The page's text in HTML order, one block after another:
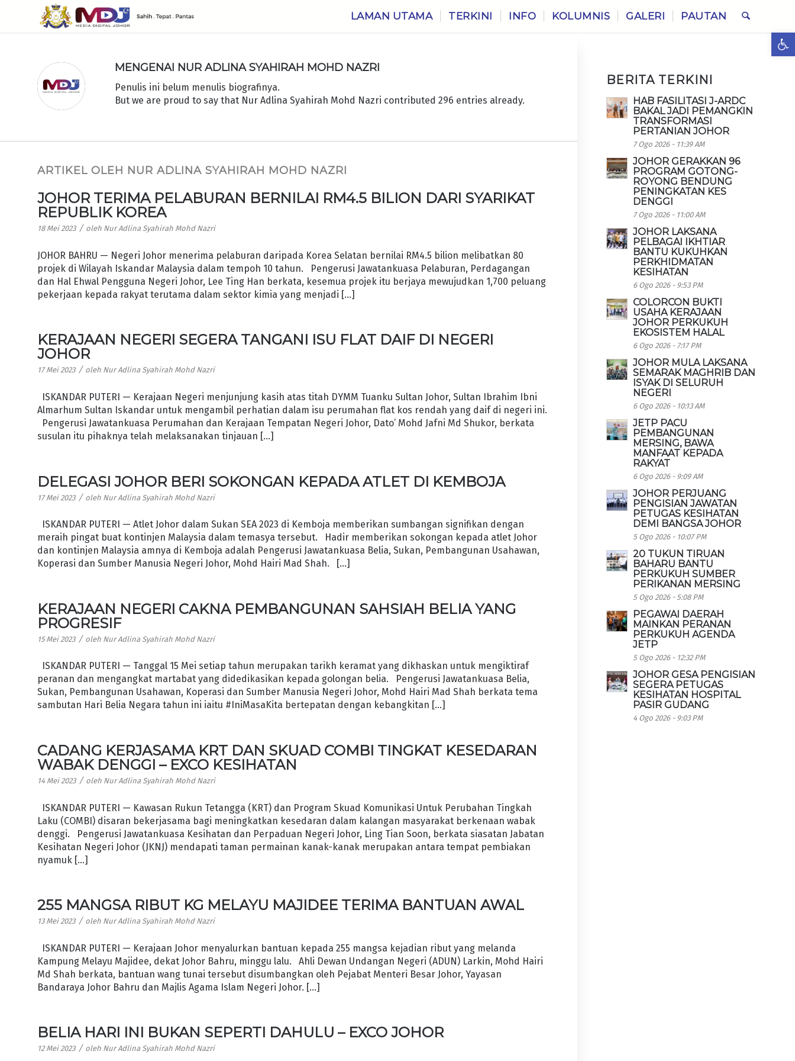
LAMAN UTAMA TERKINI INFO KOLUMNIS GALERI PAUTAN
MENGENAI NUR ADLINA SYAHIRAH MOHD NAZRI
Penulis ini belum menulis biografinya.
But we are proud to say that Nur Adlina Syahirah Mohd Nazri contributed 296 entries already.
ARTIKEL OLEH NUR ADLINA SYAHIRAH MOHD NAZRI
JOHOR TERIMA PELABURAN BERNILAI RM4.5 BILION DARI SYARIKAT
REPUBLIK KOREA
18 Mei 2023 / oleh Nur Adlina Syahirah Mohd Nazri
JOHOR BAHRU — Negeri Johor menerima pelaburan daripada Korea Selatan bernilai RM4.5 bilion melibatkan 80
projek di Wilayah Iskandar Malaysia dalam tempoh 10 tahun. Pengerusi Jawatankuasa Pelaburan, Perdagangan
dan Hal Ehwal Pengguna Negeri Johor, Lee Ting Han berkata, kesemua projek itu berjaya mewujudkan 1,700 peluang
pekerjaan kepada rakyat terutama dalam sektor kimia yang menjadi […]
KERAJAAN NEGERI SEGERA TANGANI ISU FLAT DAIF DI NEGERI
JOHOR
17 Mei 2023 / oleh Nur Adlina Syahirah Mohd Nazri
ISKANDAR PUTERI — Kerajaan Negeri menjunjung kasih atas titah DYMM Tuanku Sultan Johor, Sultan Ibrahim Ibni
Almarhum Sultan Iskandar untuk mengambil perhatian dalam isu perumahan flat kos rendah yang daif di negeri ini.
Pengerusi Jawatankuasa Perumahan dan Kerajaan Tempatan Negeri Johor, Dato’ Mohd Jafni Md Shukor, berkata
susulan itu pihaknya telah melaksanakan tinjauan […]
DELEGASI JOHOR BERI SOKONGAN KEPADA ATLET DI KEMBOJA
17 Mei 2023 / oleh Nur Adlina Syahirah Mohd Nazri
ISKANDAR PUTERI — Atlet Johor dalam Sukan SEA 2023 di Kemboja memberikan sumbangan signifikan dengan
meraih pingat buat kontinjen Malaysia dalam temasya tersebut. Hadir memberikan sokongan kepada atlet Johor
dan kontinjen Malaysia amnya di Kemboja adalah Pengerusi Jawatankuasa Belia, Sukan, Pembangunan Usahawan,
Koperasi dan Sumber Manusia Negeri Johor, Mohd Hairi Mad Shah. […]
KERAJAAN NEGERI CAKNA PEMBANGUNAN SAHSIAH BELIA YANG
PROGRESIF
15 Mei 2023 / oleh Nur Adlina Syahirah Mohd Nazri
ISKANDAR PUTERI — Tanggal 15 Mei setiap tahun merupakan tarikh keramat yang dikhaskan untuk mengiktiraf
peranan dan mengangkat martabat yang didedikasikan kepada golongan belia. Pengerusi Jawatankuasa Belia,
Sukan, Pembangunan Usahawan, Koperasi dan Sumber Manusia Negeri Johor, Mohd Hairi Mad Shah berkata tema
sambutan Hari Belia Negara tahun ini iaitu #IniMasaKita bertepatan dengan kebangkitan […]
CADANG KERJASAMA KRT DAN SKUAD COMBI TINGKAT KESEDARAN
WABAK DENGGI – EXCO KESIHATAN
14 Mei 2023 / oleh Nur Adlina Syahirah Mohd Nazri
ISKANDAR PUTERI — Kawasan Rukun Tetangga (KRT) dan Program Skuad Komunikasi Untuk Perubahan Tingkah
Laku (COMBI) disaran bekerjasama bagi meningkatkan kesedaran dalam kalangan masyarakat berkenaan wabak
denggi. Pengerusi Jawatankuasa Kesihatan dan Perpaduan Negeri Johor, Ling Tian Soon, berkata siasatan Jabatan
Kesihatan Negeri Johor (JKNJ) mendapati taman permainan kanak-kanak merupakan antara tempat pembiakan
nyamuk […]
255 MANGSA RIBUT KG MELAYU MAJIDEE TERIMA BANTUAN AWAL
13 Mei 2023 / oleh Nur Adlina Syahirah Mohd Nazri
ISKANDAR PUTERI — Kerajaan Johor menyalurkan bantuan kepada 255 mangsa kejadian ribut yang melanda
Kampung Melayu Majidee, dekat Johor Bahru, minggu lalu. Ahli Dewan Undangan Negeri (ADUN) Larkin, Mohd Hairi
Md Shah berkata, bantuan wang tunai tersebut disumbangkan oleh Pejabat Menteri Besar Johor, Yayasan
Bandaraya Johor Bahru dan Majlis Agama Islam Negeri Johor. […]
BELIA HARI INI BUKAN SEPERTI DAHULU – EXCO JOHOR
12 Mei 2023 / oleh Nur Adlina Syahirah Mohd Nazri
BERITA TERKINI
HAB FASILITASI J-ARDC
BAKAL JADI PEMANGKIN
TRANSFORMASI
PERTANIAN JOHOR
7 Ogo 2026 - 11:39 AM
JOHOR GERAKKAN 96
PROGRAM GOTONG-
ROYONG BENDUNG
PENINGKATAN KES
DENGGI
7 Ogo 2026 - 11:00 AM
JOHOR LAKSANA
PELBAGAI IKHTIAR
BANTU KUKUHKAN
PERKHIDMATAN
KESIHATAN
6 Ogo 2026 - 9:53 PM
COLORCON BUKTI
USAHA KERAJAAN
JOHOR PERKUKUH
EKOSISTEM HALAL
6 Ogo 2026 - 7:17 PM
JOHOR MULA LAKSANA
SEMARAK MAGHRIB DAN
ISYAK DI SELURUH
NEGERI
6 Ogo 2026 - 10:13 AM
JETP PACU
PEMBANGUNAN
MERSING, BAWA
MANFAAT KEPADA
RAKYAT
6 Ogo 2026 - 9:09 AM
JOHOR PERJUANG
PENGISIAN JAWATAN
PETUGAS KESIHATAN
DEMI BANGSA JOHOR
5 Ogo 2026 - 10:07 PM
20 TUKUN TIRUAN
BAHARU BANTU
PERKUKUH SUMBER
PERIKANAN MERSING
5 Ogo 2026 - 5:08 PM
PEGAWAI DAERAH
MAINKAN PERANAN
PERKUKUH AGENDA
JETP
5 Ogo 2026 - 12:32 PM
JOHOR GESA PENGISIAN
SEGERA PETUGAS
KESIHATAN HOSPITAL
PASIR GUDANG
4 Ogo 2026 - 9:03 PM